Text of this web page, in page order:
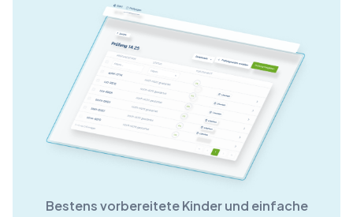
Bestens vorbereitete Kinder und einfache